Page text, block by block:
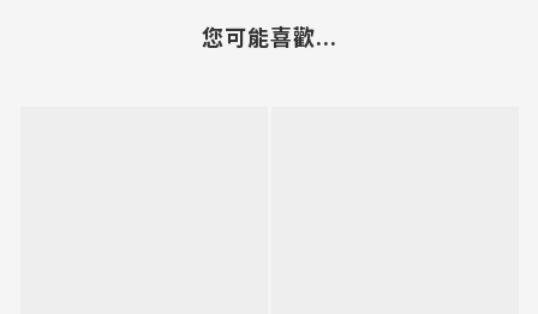
您可能喜歡...